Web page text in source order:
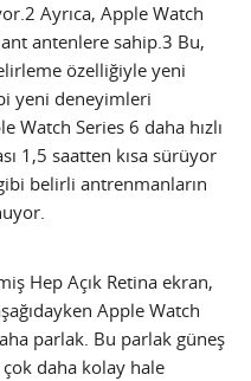
Ayrıca, Apple Watch
antenlere sahip.3 Bu,
özelliğiyle yeni
yeni deneyimleri
Watch Series 6 daha hızlı
1,5 saatten kısa sürüyor
belirli antrenmanların
Hep Açık Retina ekran,
Apple Watch
parlak. Bu parlak güneş
çok daha kolay hale